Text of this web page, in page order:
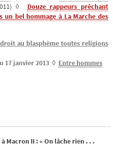
◊ Douze rappeurs prêchant
bel hommage à La Marche des
au blasphème toutes religions
17 janvier 2013 ◊ Entre hommes
Macron II : « On lâche rien . . .